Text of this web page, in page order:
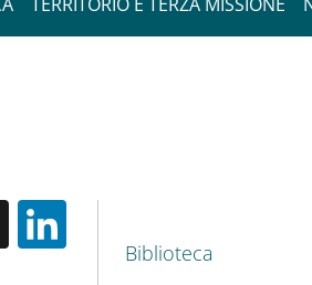
X
MENU CEV SECOND
Biblioteca